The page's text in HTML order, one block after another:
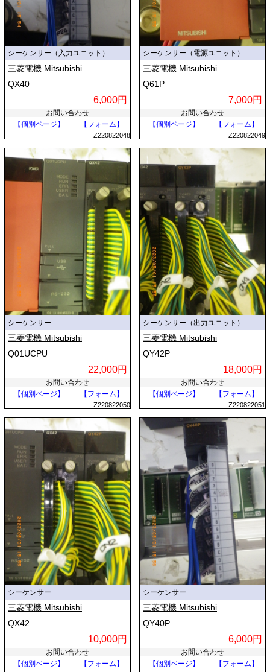
シーケンサー（入力ユニット）
三菱電機 Mitsubishi
QX40
6,000円
お問い合わせ
【個別ページ】
【フォーム】
Z220822048
シーケンサー（電源ユニット）
三菱電機 Mitsubishi
Q61P
7,000円
お問い合わせ
【個別ページ】
【フォーム】
Z220822049
シーケンサー
三菱電機 Mitsubishi
Q01UCPU
22,000円
お問い合わせ
【個別ページ】
【フォーム】
Z220822050
シーケンサー（出力ユニット）
三菱電機 Mitsubishi
QY42P
18,000円
お問い合わせ
【個別ページ】
【フォーム】
Z220822051
シーケンサー
三菱電機 Mitsubishi
QX42
10,000円
お問い合わせ
【個別ページ】
【フォーム】
シーケンサー
三菱電機 Mitsubishi
QY40P
6,000円
お問い合わせ
【個別ページ】
【フォーム】